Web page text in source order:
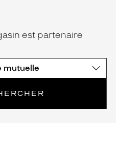
est partenaire